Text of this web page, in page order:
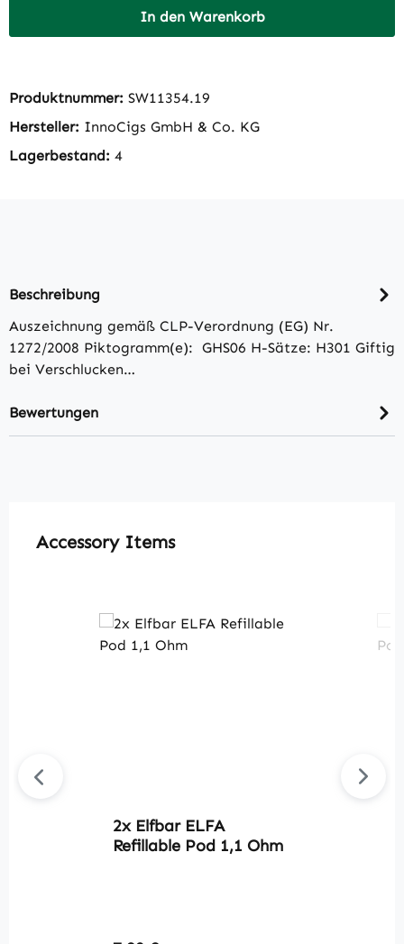
In den Warenkorb
Produktnummer: SW11354.19
Hersteller: InnoCigs GmbH & Co. KG
Lagerbestand: 4
Beschreibung
Auszeichnung gemäß CLP-Verordnung (EG) Nr.
1272/2008 Piktogramm(e): GHS06 H-Sätze: H301 Giftig
bei Verschlucken…
Bewertungen
Produktgalerie überspringen
Accessory Items
2x Elfbar ELFA
Refillable Pod 1,1 Ohm